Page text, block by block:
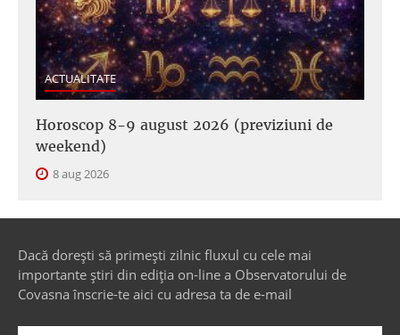
ACTUALITATE
Horoscop 8-9 august 2026 (previziuni de
weekend)
8 aug 2026
Dacă dorești să primești zilnic fluxul cu cele mai
importante știri din ediția on-line a Observatorului de
Covasna înscrie-te aici cu adresa ta de e-mail